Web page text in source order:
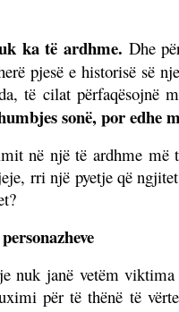
ka të ardhme. Dhe
pjesë e historisë së
të cilat përfaqësojnë
sonë, por edhe
në një të ardhme
rri një pyetje që
janë vetëm
për të thënë të